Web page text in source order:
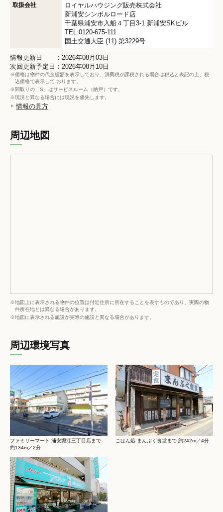
取扱会社
ロイヤルハウジング販売株式会社
新浦安シンボルロード店
千葉県浦安市入船４丁目3-1 新浦安SKビル
TEL:0120-675-111
国土交通大臣 (11) 第3229号
情報更新日 ：2026年08月03日
次回更新予定日：2026年08月10日
※価格は物件の代金総額を表示しており、消費税が課税される場合は税込と表記の上、税
込価格で表示して おります。
※間取りの「S」はサービスルーム（納戸）です。
※現況と異なる場合には現況を優先します。
情報の見方
周辺地図
※地図上に表示される物件の位置は付近住所に所在することを表すものであり、実際の物
件所在地とは異なる場合があります。
※地図に表示される施設が実際の施設と異なる場合があります。
周辺環境写真
ファミリーマート 浦安堀江三丁目店まで
約134m／2分
ごはん処 まんぷく食堂まで 約242m／4分